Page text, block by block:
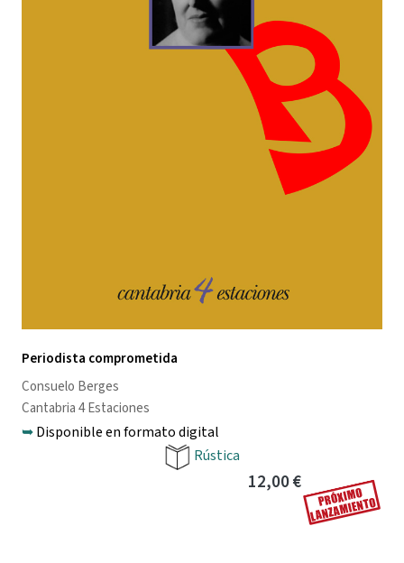
Periodista comprometida
Consuelo Berges
Cantabria 4 Estaciones
➥Disponible en formato digital
Rústica
12,00 €